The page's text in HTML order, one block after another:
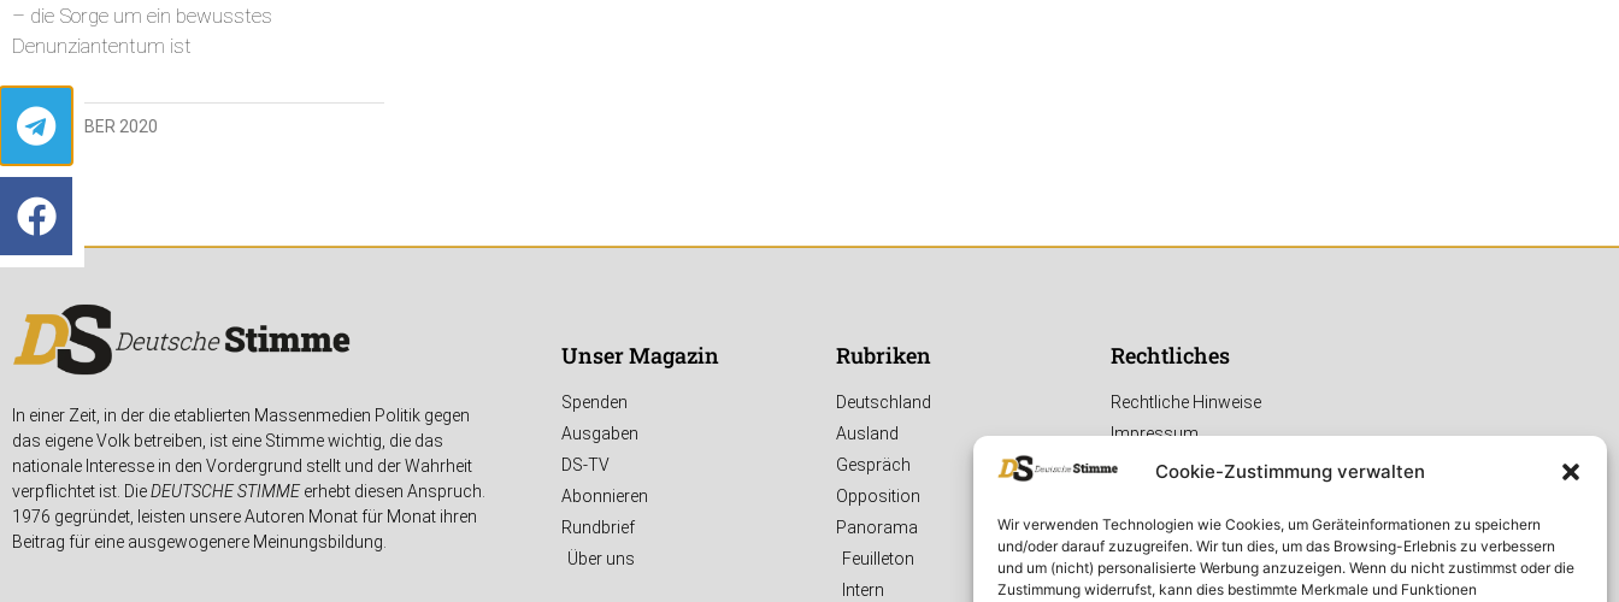
Cookie-Zustimmung verwalten
Wir verwenden Technologien wie Cookies, um Geräteinformationen zu speichern
und/oder darauf zuzugreifen. Wir tun dies, um das Browsing-Erlebnis zu verbessern
und um (nicht) personalisierte Werbung anzuzeigen. Wenn du nicht zustimmst oder die
Zustimmung widerrufst, kann dies bestimmte Merkmale und Funktionen
– die Sorge um ein bewusstes
Denunziantentum ist
22. OKTOBER 2020
In einer Zeit, in der die etablierten Massenmedien Politik gegen
das eigene Volk betreiben, ist eine Stimme wichtig, die das
nationale Interesse in den Vordergrund stellt und der Wahrheit
verpflichtet ist. DieDEUTSCHE STIMMEerhebt diesen Anspruch.
1976 gegründet, leisten unsere Autoren Monat für Monat ihren
Beitrag für eine ausgewogenere Meinungsbildung.
Unser Magazin
Spenden
Ausgaben
DS-TV
Abonnieren
Rundbrief
Über uns
Rubriken
Deutschland
Ausland
Gespräch
Opposition
Panorama
Feuilleton
Intern
Rechtliches
Rechtliche Hinweise
Impressum
Datenschutzerklärung